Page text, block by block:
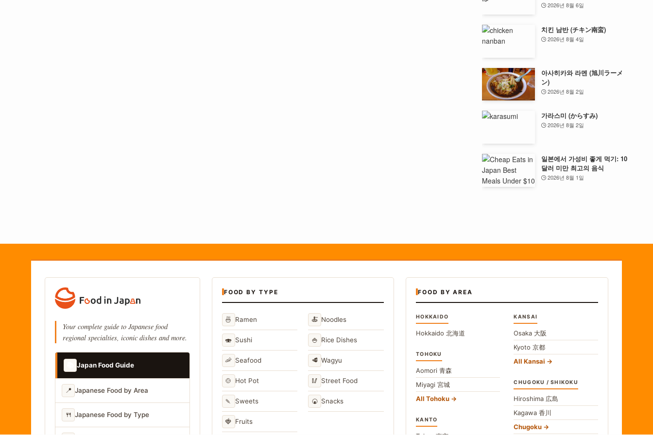
2026년 8월 6일
치킨 남반 (チキン南蛮)
2026년 8월 4일
아사히카와 라멘 (旭川ラーメ
ン)
2026년 8월 2일
가라스미 (からすみ)
2026년 8월 2일
일본에서 가성비 좋게 먹기: 10
달러 미만 최고의 음식
2026년 8월 1일
Your complete guide to Japanese food
regional specialties, iconic dishes and more.
Japan Food Guide
📍 Japanese Food by Area
🍴 Japanese Food by Type
FOOD BY TYPE
🍜 Ramen 🍝 Noodles
🍣 Sushi 🍚 Rice Dishes
🦐 Seafood 🥩 Wagyu
🍲 Hot Pot 🥢 Street Food
🍡 Sweets 🍘 Snacks
🍓 Fruits
FOOD BY AREA
HOKKAIDO
Hokkaido 北海道
TOHOKU
Aomori 青森
Miyagi 宮城
All Tohoku
KANTO
KANSAI
Osaka 大阪
Kyoto京都
All Kansai
CHUGOKU / SHIKOKU
Hiroshima 広島
Kagawa香川
Chugoku